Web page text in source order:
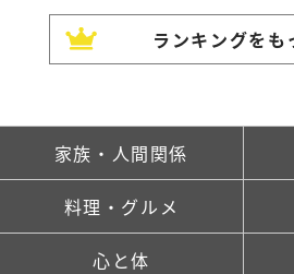
ランキングをも
家族・人間関係
料理・グルメ
心と体